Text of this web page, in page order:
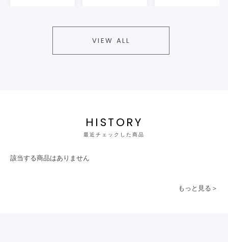
VIEW ALL
HISTORY
最近チェックした商品
該当する商品はありません
もっと見る＞